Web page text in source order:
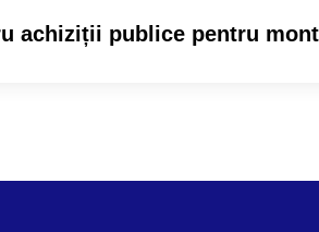
achiziții publice pentru